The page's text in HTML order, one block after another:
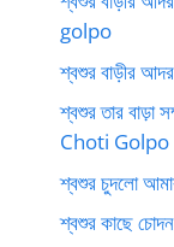
golpo
শ্বশুর বাড়ীর আদর
শ্বশুর তার বাড়া
Choti Golpo
শ্বশুর চুদলো
শ্বশুর কাছে